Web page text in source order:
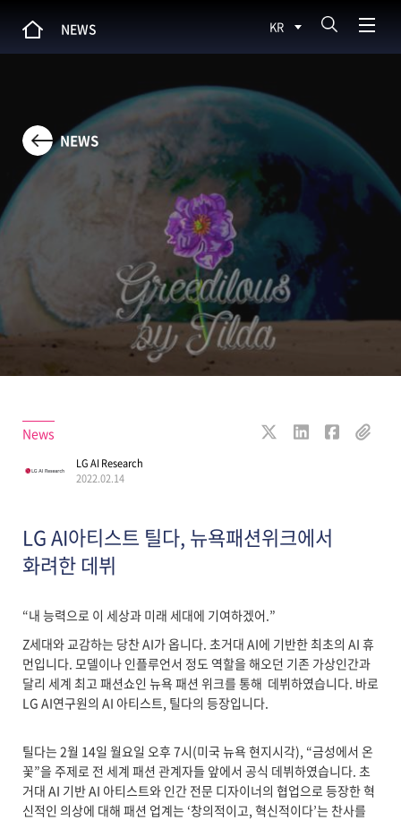
NEWS KR
NEWS
News
LG AI Research
2022.02.14
LG AI아티스트 틸다, 뉴욕패션위크에서
화려한 데뷔
“내 능력으로 이 세상과 미래 세대에 기여하겠어.”
Z세대와 교감하는 당찬 AI가 옵니다. 초거대 AI에 기반한 최초의 AI 휴
먼입니다. 모델이나 인플루언서 정도 역할을 해오던 기존 가상인간과
달리 세계 최고 패션쇼인 뉴욕 패션 위크를 통해 데뷔하였습니다. 바로
LG AI연구원의 AI 아티스트, 틸다의 등장입니다.
틸다는 2월 14일 월요일 오후 7시(미국 뉴욕 현지시각), “금성에서 온
꽃”을 주제로 전 세계 패션 관계자들 앞에서 공식 데뷔하였습니다. 초
거대 AI 기반 AI 아티스트와 인간 전문 디자이너의 협업으로 등장한 혁
신적인 의상에 대해 패션 업계는 ‘창의적이고, 혁신적이다’는 찬사를